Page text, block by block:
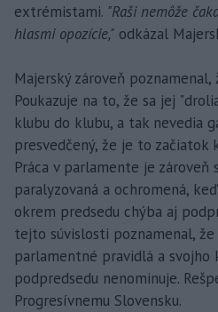
extrémistami. "Raši nemôže
hlasmi opozície," odkázal
Majerský zároveň
Poukazuje na to, že sa jej
klubu do klubu, a tak nevedia
presvedčený, že je to začiatok
Práca v parlamente je zároveň
paralyzovaná a ochromená,
okrem predsedu chýba aj
tejto súvislosti poznamenal,
parlamentné pravidlá a svojho
podpredsedu nenominuje.
Progresívnemu Slovensku.